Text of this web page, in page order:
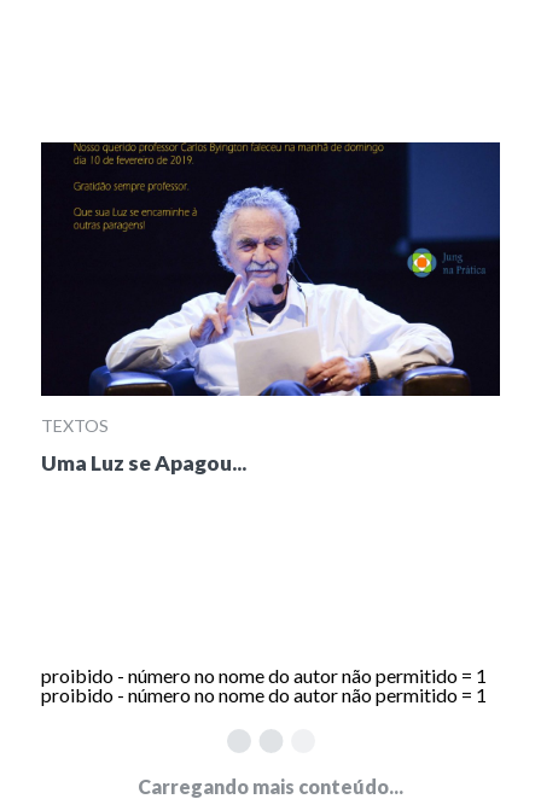
TEXTOS
Uma Luz se Apagou...
proibido - número no nome do autor não permitido = 1
proibido - número no nome do autor não permitido = 1
Carregando mais conteúdo...